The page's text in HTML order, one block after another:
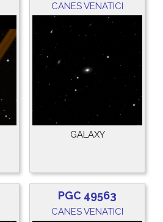
CANES VENATICI
GALAXY
PGC 49563
CANES VENATICI